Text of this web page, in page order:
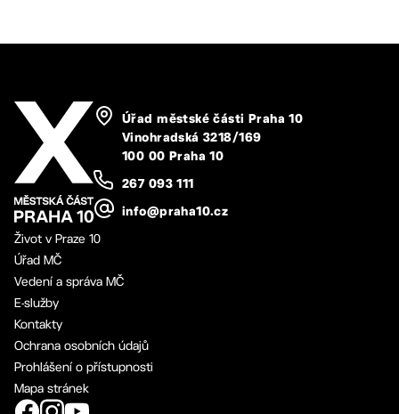
Úřad městské části Praha 10
Vinohradská 3218/169
100 00 Praha 10
267 093 111
info@praha10.cz
Život v Praze 10
Úřad MČ
Vedení a správa MČ
E-služby
Kontakty
Ochrana osobních údajů
Prohlášení o přístupnosti
Mapa stránek